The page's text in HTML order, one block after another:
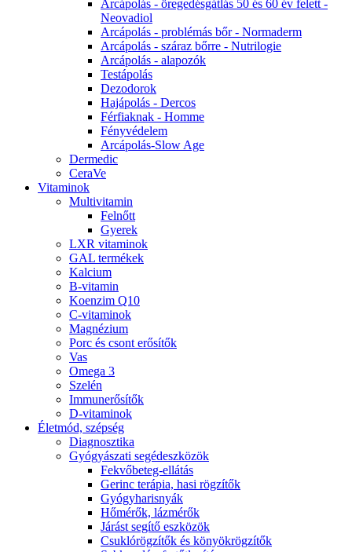
Arcápolás - öregedésgátlás 50 és 60 év felett -
Neovadiol
Arcápolás - problémás bőr - Normaderm
Arcápolás - száraz bőrre - Nutrilogie
Arcápolás - alapozók
Testápolás
Dezodorok
Hajápolás - Dercos
Férfiaknak - Homme
Fényvédelem
Arcápolás-Slow Age
Dermedic
CeraVe
Vitaminok
Multivitamin
Felnőtt
Gyerek
LXR vitaminok
GAL termékek
Kalcium
B-vitamin
Koenzim Q10
C-vitaminok
Magnézium
Porc és csont erősítők
Vas
Omega 3
Szelén
Immunerősítők
D-vitaminok
Életmód, szépség
Diagnosztika
Gyógyászati segédeszközök
Fekvőbeteg-ellátás
Gerinc terápia, hasi rögzítők
Gyógyharisnyák
Hőmérők, lázmérők
Járást segítő eszközök
Csuklórögzítők és könyökrögzítők